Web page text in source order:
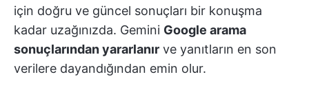
için doğru ve güncel sonuçları bir konuşma
kadar uzağınızda. Gemini Google arama
sonuçlarından yararlanır ve yanıtların en son
verilere dayandığından emin olur.